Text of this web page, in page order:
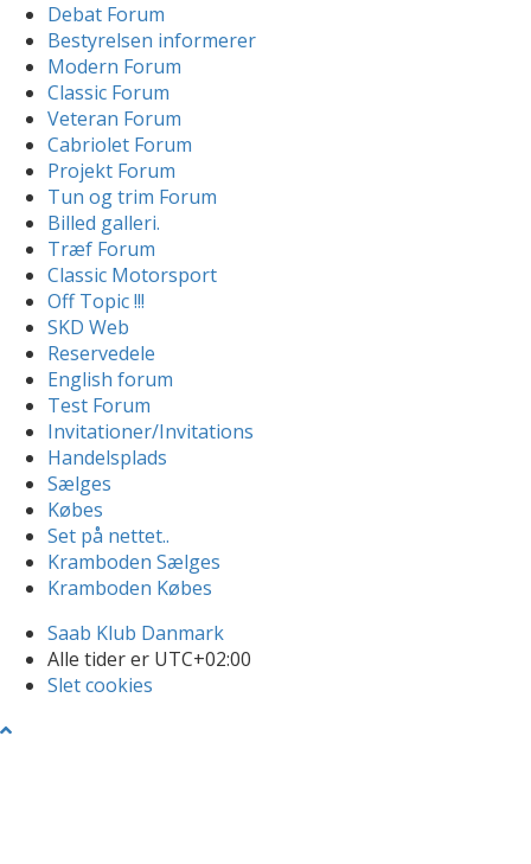
Debat Forum
Bestyrelsen informerer
Modern Forum
Classic Forum
Veteran Forum
Cabriolet Forum
Projekt Forum
Tun og trim Forum
Billed galleri.
Træf Forum
Classic Motorsport
Off Topic !!!
SKD Web
Reservedele
English forum
Test Forum
Invitationer/Invitations
Handelsplads
Sælges
Købes
Set på nettet..
Kramboden Sælges
Kramboden Købes
Saab Klub Danmark
Alle tider er UTC+02:00
Slet cookies